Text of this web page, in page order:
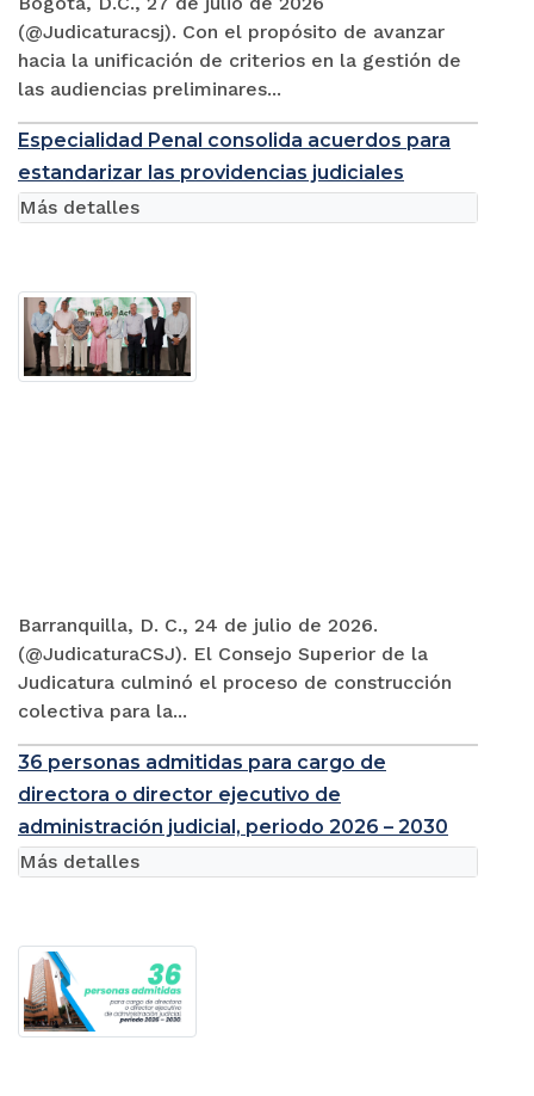
(@Judicaturacsj). Con el propósito de avanzar
hacia la unificación de criterios en la gestión de
las audiencias preliminares...
Especialidad Penal consolida acuerdos para
estandarizar las providencias judiciales
Barranquilla, D. C., 24 de julio de 2026.
(@JudicaturaCSJ). El Consejo Superior de la
Judicatura culminó el proceso de construcción
colectiva para la...
Más detalles
36 personas admitidas para cargo de
directora o director ejecutivo de
administración judicial, periodo 2026 – 2030
Más detalles